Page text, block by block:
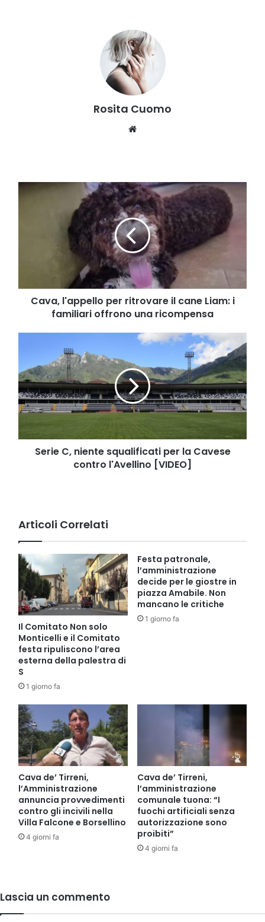
Rosita Cuomo
Cava,
familiari
offrono
Cava, l'appello per ritrovare il cane Liam: i
familiari offrono una ricompensa
niente
squalificati
per
la
Cavese
contro
l'Avellino
[VIDEO]
Serie C, niente squalificati per la Cavese
contro l'Avellino [VIDEO]
Articoli Correlati
Il Comitato Non solo
Monticelli e il Comitato
festa ripuliscono l’area
esterna della palestra di
S
1 giorno fa
Festa patronale,
l’amministrazione
decide per le giostre in
piazza Amabile. Non
mancano le critiche
1 giorno fa
Cava de’ Tirreni,
l’Amministrazione
annuncia provvedimenti
contro gli incivili nella
Villa Falcone e Borsellino
4 giorni fa
Cava de’ Tirreni,
l’amministrazione
comunale tuona: “I
fuochi artificiali senza
autorizzazione sono
proibiti”
4 giorni fa
Lascia un commento